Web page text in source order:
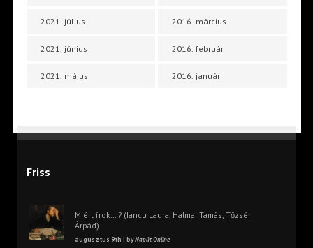
2021. július
2021. június
2021. május
2016. március
2016. február
2016. január
Friss
Miért írok… ? (Iancu Laura, Halmai Tamás, Tőzsér
Árpád)
augusztus 9th | byNapút Online